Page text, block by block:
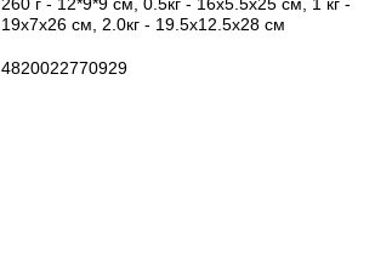
19х7х26 см, 2.0кг - 19.5х12.5х28 см
4820022770929